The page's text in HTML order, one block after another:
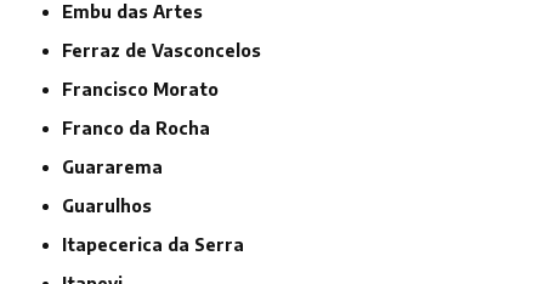
Embu das Artes
Ferraz de Vasconcelos
Francisco Morato
Franco da Rocha
Guararema
Guarulhos
Itapecerica da Serra